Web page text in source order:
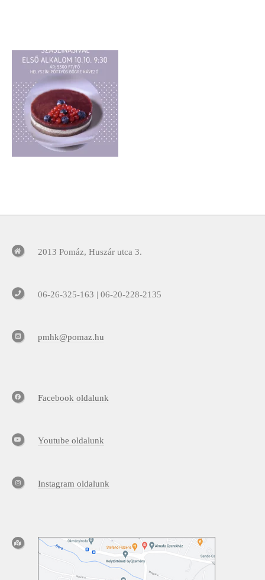
2013 Pomáz, Huszár utca 3.
06-26-325-163 | 06-20-228-2135
pmhk@pomaz.hu
Facebook oldalunk
Youtube oldalunk
Instagram oldalunk